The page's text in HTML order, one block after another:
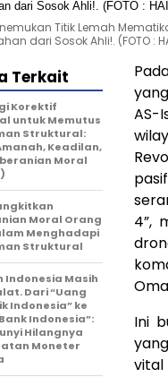
Titik Lemah
dari Sosok Ahli!. (FOTO :
AS-
4”,
Ini
vital
Terkait
Korektif
untuk Memutus
Struktural:
Keadilan,
Moral
Moral Orang
Menghadapi
Struktural
Indonesia Masih
Dari “Uang
Indonesia” ke
Indonesia”:
Hilangnya
Moneter